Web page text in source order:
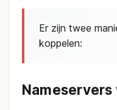
Er zijn twee
koppelen: